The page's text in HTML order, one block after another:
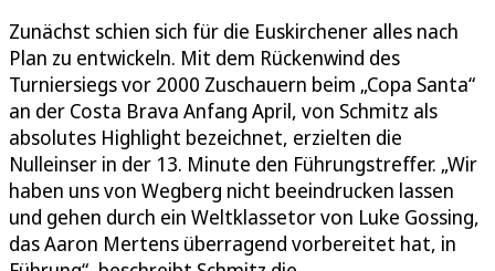
Zunächst schien sich für die Euskirchener alles nach
Plan zu entwickeln. Mit dem Rückenwind des
Turniersiegs vor 2000 Zuschauern beim „Copa Santa“
an der Costa Brava Anfang April, von Schmitz als
absolutes Highlight bezeichnet, erzielten die
Nulleinser in der 13. Minute den Führungstreffer. „Wir
haben uns von Wegberg nicht beeindrucken lassen
und gehen durch ein Weltklassetor von Luke Gossing,
das Aaron Mertens überragend vorbereitet hat, in